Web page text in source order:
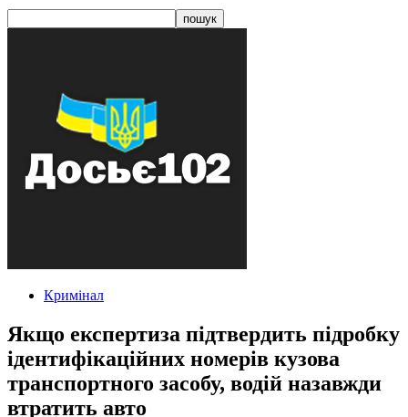
Кримінал
Якщо експертиза підтвердить підробку
ідентифікаційних номерів кузова
транспортного засобу, водій назавжди
втратить авто